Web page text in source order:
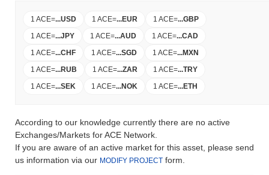
1 ACE=...USD 1 ACE=...EUR 1 ACE=...GBP
1 ACE=...JPY 1 ACE=...AUD 1 ACE=...CAD
1 ACE=...CHF 1 ACE=...SGD 1 ACE=...MXN
1 ACE=...RUB 1 ACE=...ZAR 1 ACE=...TRY
1 ACE=...SEK 1 ACE=...NOK 1 ACE=...ETH
According to our knowledge currently there are no active
Exchanges/Markets for ACE Network.
If you are aware of an active market for this asset, please send
us information via our MODIFY PROJECT form.